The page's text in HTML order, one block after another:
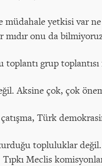
müdahale yetkisi var
onu da
grup toplantısı
Aksine çok, çok
Türk
topluluklar
Meclis